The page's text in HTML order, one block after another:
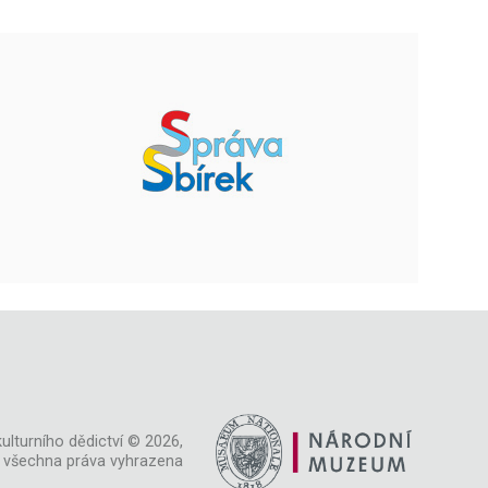
dědictví © 2026,
všechna práva vyhrazena